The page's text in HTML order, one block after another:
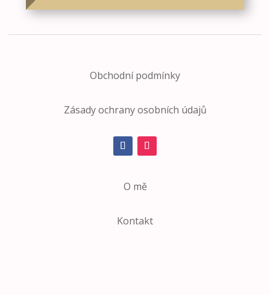
Obchodní podmínky
Zásady ochrany osobních údajů
O mě
Kontakt